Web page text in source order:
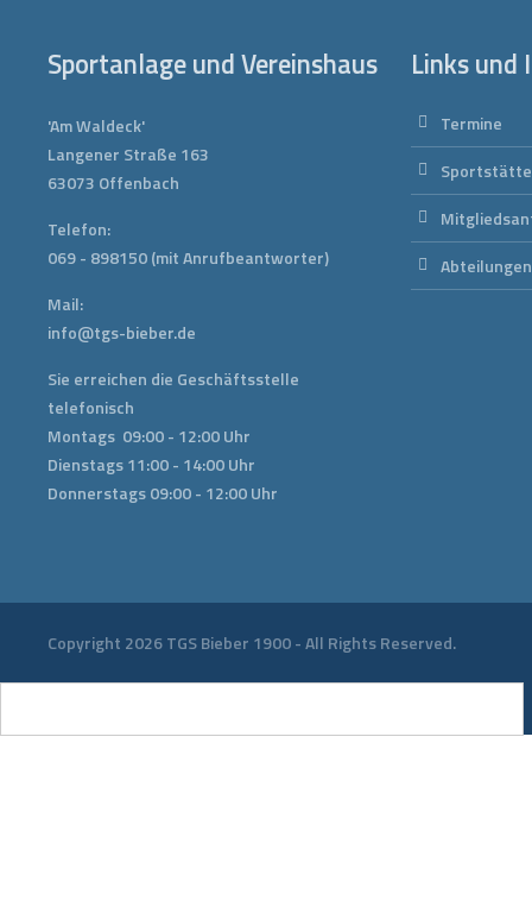
Sportanlage und Vereinshaus
'Am Waldeck'
Langener Straße 163
63073 Offenbach
Telefon:
069 - 898150(mit Anrufbeantworter)
Mail:
info@tgs-bieber.de
Sie erreichen die Geschäftsstelle
telefonisch
Montags 09:00 - 12:00 Uhr
Dienstags 11:00 - 14:00 Uhr
Donnerstags 09:00 - 12:00 Uhr
Links und
Termine
Abteilungen
Copyright 2026 TGS Bieber 1900 - All Rights Reserved.